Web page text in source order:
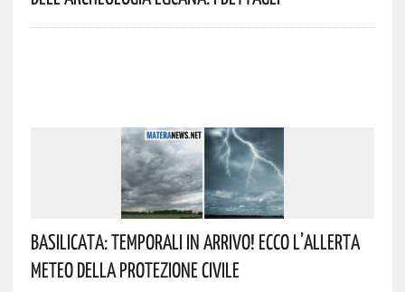
Basilicata: Temporali In Arrivo! Ecco L’allerta
Meteo Della Protezione Civile